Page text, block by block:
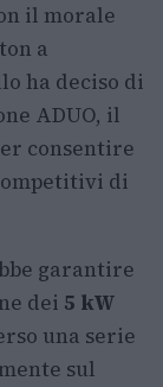
il morale
a
ha deciso di
ADUO, il
consentire
di
garantire
dei 5 kW
una serie
sul